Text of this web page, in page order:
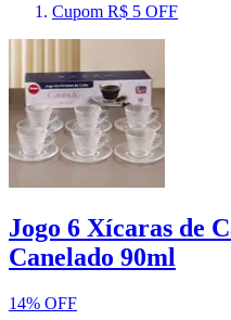
Cupom R$ 5 OFF
Jogo 6 Xícaras de
Canelado 90ml
14% OFF